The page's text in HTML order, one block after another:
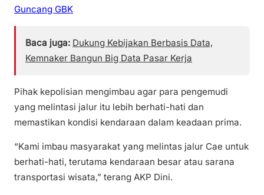
Guncang GBK
Baca juga: Dukung Kebijakan Berbasis Data,
Kemnaker Bangun Big Data Pasar Kerja
Pihak kepolisian mengimbau agar para pengemudi
yang melintasi jalur itu lebih berhati-hati dan
memastikan kondisi kendaraan dalam keadaan prima.
“Kami imbau masyarakat yang melintas jalur Cae untuk
berhati-hati, terutama kendaraan besar atau sarana
transportasi wisata,” terang AKP Dini.